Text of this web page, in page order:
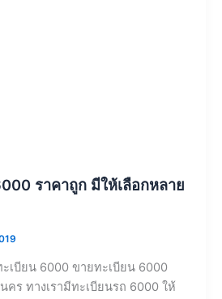
ราคาถูก มีให้เลือกหลาย
เบียน 6000 ขายทะเบียน 6000
คร ทางเรามีทะเบียนรถ 6000 ให้